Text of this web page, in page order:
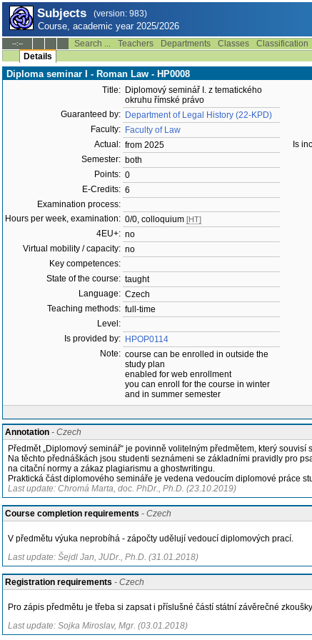
Subjects (version: 983)
Course, academic year 2025/2026
--:-- Search ... Teachers Departments Classes Classification
Details
Diploma seminar I - Roman Law - HP0008
Title: Diplomový seminář I. z tematického
okruhu římské právo
Guaranteed by: Department of Legal History (22-KPD)
Faculty: Faculty of Law
Actual: from 2025
Semester: both
Points: 0
E-Credits: 6
Examination process:
Hours per week, examination: 0/0, colloquium [HT]
4EU+: no
Virtual mobility / capacity: no
Key competences:
State of the course: taught
Language: Czech
Teaching methods: full-time
Level:
Is provided by: HPOP0114
Note: course can be enrolled in outside the
study plan
enabled for web enrollment
you can enroll for the course in winter
and in summer semester
Is
Annotation - Czech
Předmět „Diplomový seminář“ je povinně volitelným předmětem, který
Na těchto přednáškách jsou studenti seznámeni se základními pravidly pro
na citační normy a zákaz plagiarismu a ghostwritingu.
Praktická část diplomového semináře je vedena vedoucím diplomové práce
Last update: Chromá Marta, doc. PhDr., Ph.D. (23.10.2019)
Course completion requirements - Czech
V předmětu výuka neprobíhá - zápočty udělují vedoucí diplomových prací.
Last update: Šejdl Jan, JUDr., Ph.D. (31.01.2018)
Registration requirements - Czech
Pro zápis předmětu je třeba si zapsat i příslušné částí státní závěrečné
Last update: Sojka Miroslav, Mgr. (03.01.2018)